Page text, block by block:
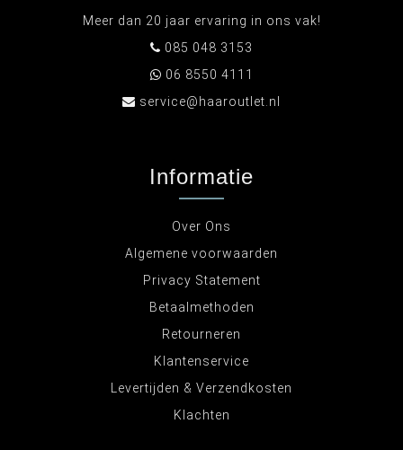
Meer dan 20 jaar ervaring in ons vak!
085 048 3153
06 8550 4111
service@haaroutlet.nl
Informatie
Over Ons
Algemene voorwaarden
Privacy Statement
Betaalmethoden
Retourneren
Klantenservice
Levertijden & Verzendkosten
Klachten